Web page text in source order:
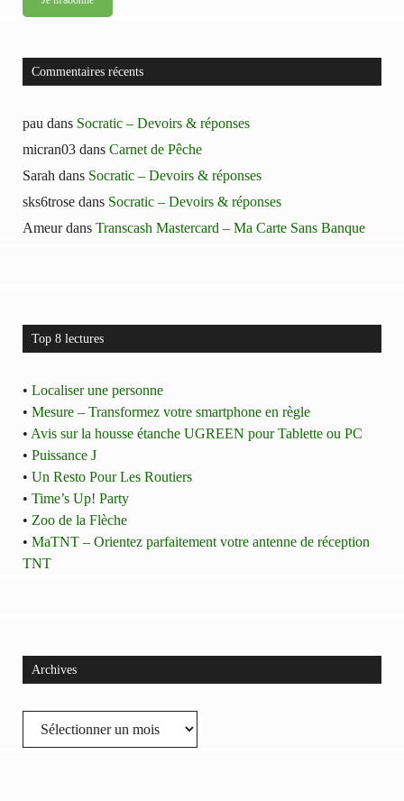
Commentaires récents
pau dans Socratic – Devoirs & réponses
micran03 dans Carnet de Pêche
Sarah dans Socratic – Devoirs & réponses
sks6trose dans Socratic – Devoirs & réponses
Ameurdans Transcash Mastercard – Ma Carte Sans Banque
Top 8 lectures
• Localiser une personne
• Mesure – Transformez votre smartphone en règle
• Avis sur la housse étanche UGREEN pour Tablette ou PC
• Puissance J
• Un Resto Pour Les Routiers
• Time’s Up! Party
• Zoo de la Flèche
• MaTNT – Orientez parfaitement votre antenne de réception
TNT
Archives
Archives